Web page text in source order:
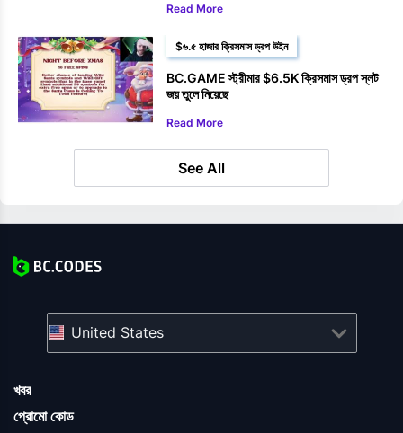
Read More
$৬.৫ হাজার ক্রিসমাস ড্রপ উইন
BC.GAME স্ট্রীমার $6.5K ক্রিসমাস ড্রপ স্লট
জয় তুলে নিয়েছে
Read More
See All
খবর
প্রোমো কোড
United States